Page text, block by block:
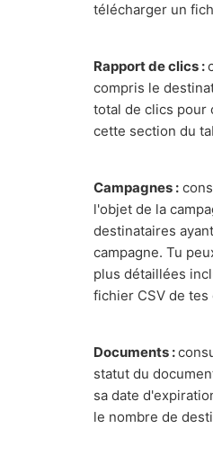
télécharger un
Rapport de clics :
compris le
total de clics pour
cette section du
Campagnes :
l'objet de la
destinataires
campagne. Tu
plus détaillées
fichier CSV de
Documents :
statut du
sa date
le nombre de